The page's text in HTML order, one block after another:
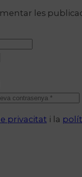
les
privacitat i la